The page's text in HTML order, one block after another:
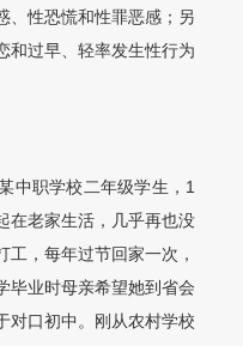
、性恐慌和性罪恶感；另
和过早、轻率发生性行为
中职学校二年级学生，1
在老家生活，几乎再也没
，每年过节回家一次，
毕业时母亲希望她到省会
对口初中。刚从农村学校